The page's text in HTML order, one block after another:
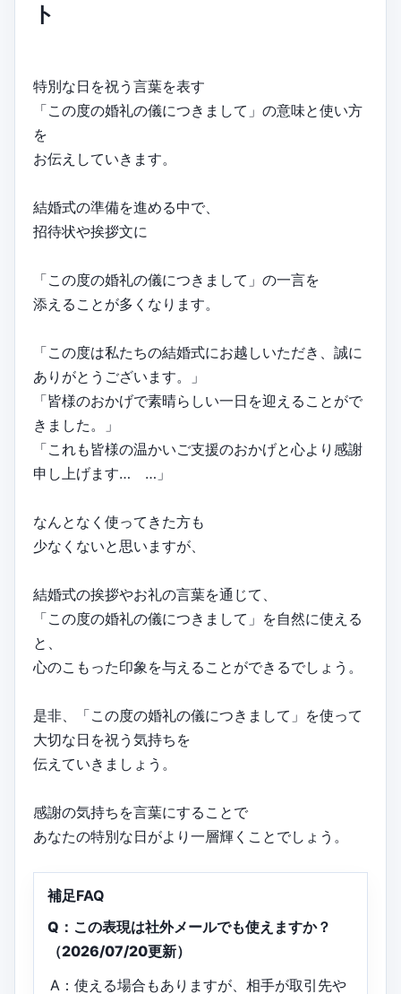
ト
特別な日を祝う言葉を表す
「この度の婚礼の儀につきまして」の意味と使い方
を
お伝えしていきます。
結婚式の準備を進める中で、
招待状や挨拶文に
「この度の婚礼の儀につきまして」の一言を
添えることが多くなります。
「この度は私たちの結婚式にお越しいただき、誠に
ありがとうございます。」
「皆様のおかげで素晴らしい一日を迎えることがで
きました。」
「これも皆様の温かいご支援のおかげと心より感謝
申し上げます… …」
なんとなく使ってきた方も
少なくないと思いますが、
結婚式の挨拶やお礼の言葉を通じて、
「この度の婚礼の儀につきまして」を自然に使える
と、
心のこもった印象を与えることができるでしょう。
是非、「この度の婚礼の儀につきまして」を使って
大切な日を祝う気持ちを
伝えていきましょう。
感謝の気持ちを言葉にすることで
あなたの特別な日がより一層輝くことでしょう。
補足FAQ
Q：この表現は社外メールでも使えますか？
（2026/07/20更新）
A：使える場合もありますが、相手が取引先や